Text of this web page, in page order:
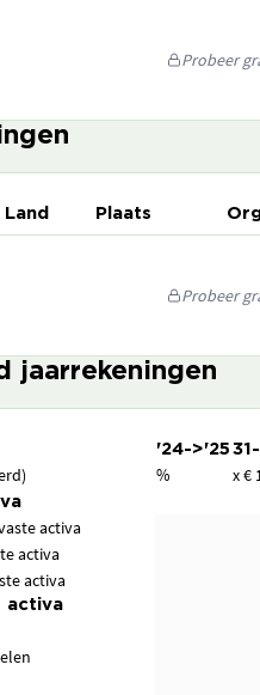
Probeer
Land Plaats
Probeer
jaarrekeningen
'24->'25
% x €
activa
activa
activa
activa